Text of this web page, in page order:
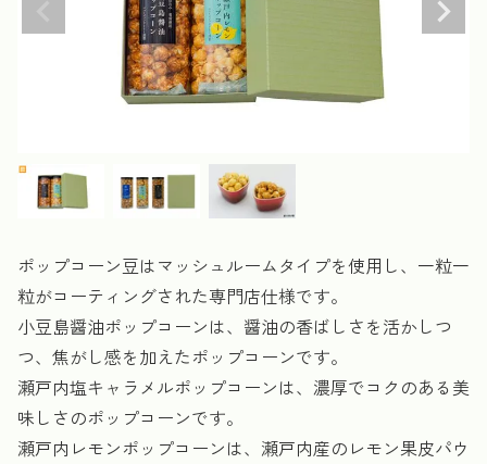
ポップコーン豆はマッシュルームタイプを使用し、一粒一
粒がコーティングされた専門店仕様です。
小豆島醤油ポップコーンは、醤油の香ばしさを活かしつ
つ、焦がし感を加えたポップコーンです。
瀬戸内塩キャラメルポップコーンは、濃厚でコクのある美
味しさのポップコーンです。
瀬戸内レモンポップコーンは、瀬戸内産のレモン果皮パウ